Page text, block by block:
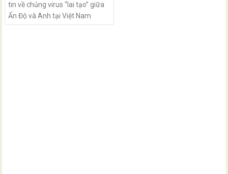
tin về chủng virus “lai tạo” giữa
Ấn Độ và Anh tại Việt Nam